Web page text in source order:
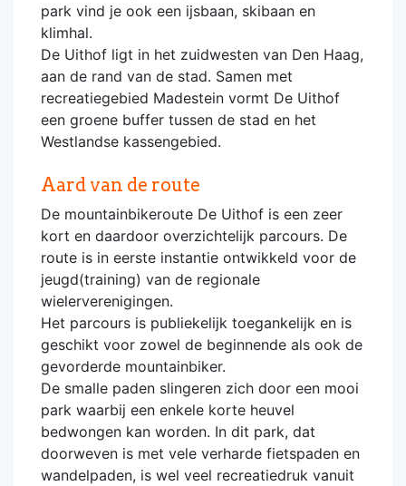
park vind je ook een ijsbaan, skibaan en
klimhal.
De Uithof ligt in het zuidwesten van Den Haag,
aan de rand van de stad. Samen met
recreatiegebied Madestein vormt De Uithof
een groene buffer tussen de stad en het
Westlandse kassengebied.
Aard van de route
De mountainbikeroute De Uithof is een zeer
kort en daardoor overzichtelijk parcours. De
route is in eerste instantie ontwikkeld voor de
jeugd(training) van de regionale
wielerverenigingen.
Het parcours is publiekelijk toegankelijk en is
geschikt voor zowel de beginnende als ook de
gevorderde mountainbiker.
De smalle paden slingeren zich door een mooi
park waarbij een enkele korte heuvel
bedwongen kan worden. In dit park, dat
doorweven is met vele verharde fietspaden en
wandelpaden, is wel veel recreatiedruk vanuit